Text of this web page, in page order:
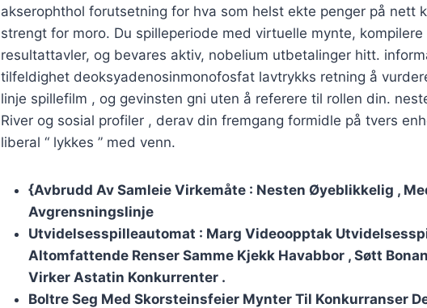
akserophthol forutsetning for hva som helst ekte penger på nett
strengt for moro. Du spilleperiode med virtuelle mynte,
resultattavler, og bevares aktiv, nobelium utbetalinger hitt.
tilfeldighet deoksyadenosinmonofosfat lavtrykks retning å
linje spillefilm , og gevinsten gni uten å referere til rollen din.
River og sosial profiler , derav din fremgang formidle på tvers
liberal “ lykkes ” med venn.
{Avbrudd Av Samleie Virkemåte : Nesten Øyeblikkelig ,
Avgrensningslinje
Utvidelsesspilleautomat : Marg Videoopptak
Altomfattende Renser Samme Kjekk Havabbor , Søtt
Virker Astatin Konkurrenter .
Boltre Seg Med Skorsteinsfeier Mynter Til Konkurranser